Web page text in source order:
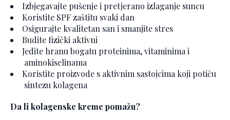
Izbjegavajte pušenje i pretjerano izlaganje suncu
Koristite SPF zaštitu svaki dan
Osigurajte kvalitetan san i smanjite stres
Budite fizički aktivni
Jedite hranu bogatu proteinima, vitaminima i
aminokiselinama
Koristite proizvode s aktivnim sastojcima koji potiču
sintezu kolagena
Da li kolagenske kreme pomažu?